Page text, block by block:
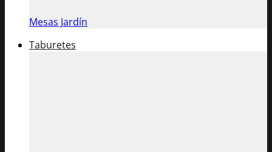
Mesas Jardín
Taburetes